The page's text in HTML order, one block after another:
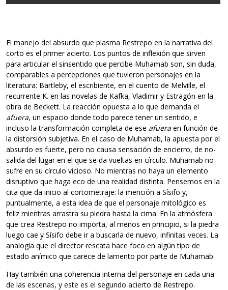
El manejo del absurdo que plasma Restrepo en la narrativa del
corto es el primer acierto. Los puntos de inflexión que sirven
para articular el sinsentido que percibe Muhamab son, sin duda,
comparables a percepciones que tuvieron personajes en la
literatura: Bartleby, el escribiente, en el cuento de Melville, el
recurrente K. en las novelas de Kafka, Vladimir y Estragón en la
obra de Beckett. La reacción opuesta a lo que demanda el
afuera, un espacio donde todo parece tener un sentido, e
incluso la transformación completa de ese afuera en función de
la distorsión subjetiva. En el caso de Muhamab, la apuesta por el
absurdo es fuerte, pero no causa sensación de encierro, de no-
salida del lugar en el que se da vueltas en círculo. Muhamab no
sufre en su círculo vicioso. No mientras no haya un elemento
disruptivo que haga eco de una realidad distinta. Pensemos en la
cita que da inicio al cortometraje: la mención a Sísifo y,
puntualmente, a esta idea de que el personaje mitológico es
feliz mientras arrastra su piedra hasta la cima. En la atmósfera
que crea Restrepo no importa, al menos en principio, si la piedra
luego cae y Sísifo debe ir a buscarla de nuevo, infinitas veces. La
analogía que el director rescata hace foco en algún tipo de
estado anímico que carece de lamento por parte de Muhamab.
Hay también una coherencia interna del personaje en cada una
de las escenas, y este es el segundo acierto de Restrepo.